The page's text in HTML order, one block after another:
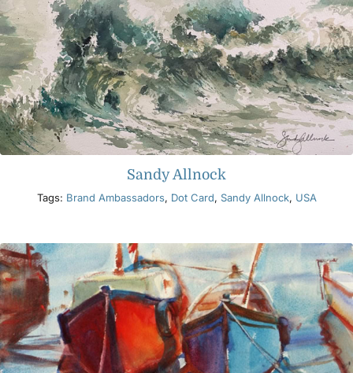
Sandy Allnock
Tags: Brand Ambassadors, Dot Card, Sandy Allnock, USA